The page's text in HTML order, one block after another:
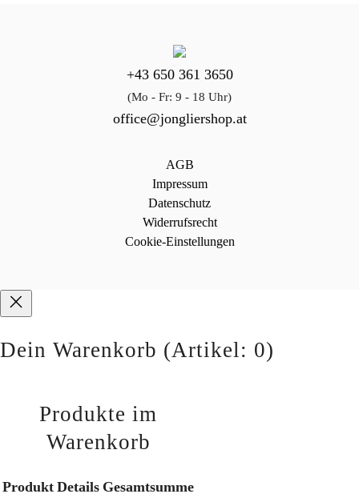
+43 650 361 3650
(Mo - Fr: 9 - 18 Uhr)
office@jongliershop.at
AGB
Impressum
Datenschutz
Widerrufsrecht
Cookie-Einstellungen
Dein Warenkorb (Artikel: 0)
Produkte im
Warenkorb
Produkt Details Gesamtsumme